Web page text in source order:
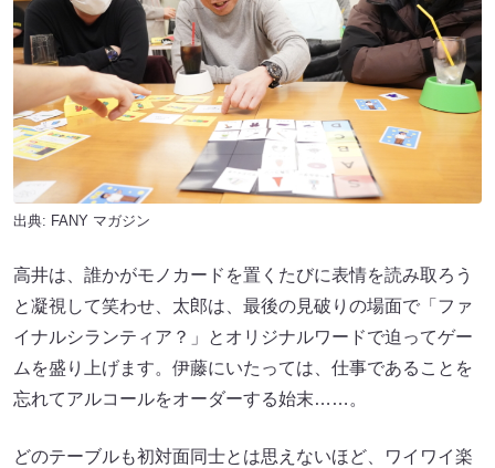
出典: FANY マガジン
高井は、誰かがモノカードを置くたびに表情を読み取ろう
と凝視して笑わせ、太郎は、最後の見破りの場面で「ファ
イナルシランティア？」とオリジナルワードで迫ってゲー
ムを盛り上げます。伊藤にいたっては、仕事であることを
忘れてアルコールをオーダーする始末……。
どのテーブルも初対面同士とは思えないほど、ワイワイ楽